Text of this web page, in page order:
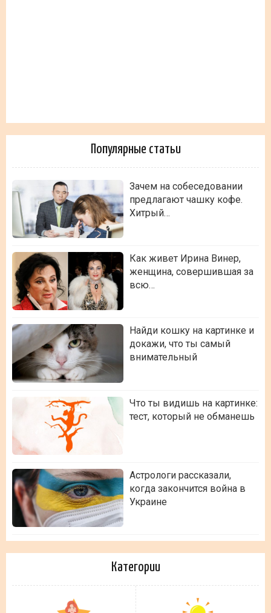
Популярные статьи
Зачем на собеседовании
предлагают чашку кофе.
Хитрый…
Как живет Ирина Винер,
женщина, совершившая за
всю…
Найди кошку на картинке и
докажи, что ты самый
внимательный
Что ты видишь на картинке:
тест, который не обманешь
Астрологи рассказали,
когда закончится война в
Украине
Категории